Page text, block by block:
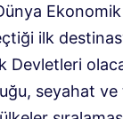
ilk
Devletleri
seyahat